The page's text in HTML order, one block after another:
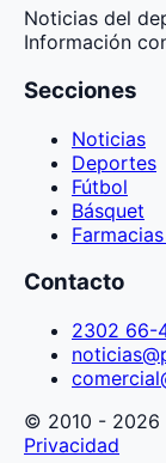
Noticias del
Información
Secciones
Noticias
Deportes
Fútbol
Básquet
Contacto
2302 66-
© 2010 - 2026
Privacidad